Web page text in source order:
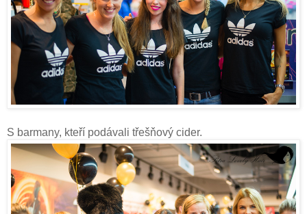
S barmany, kteří podávali třešňový cider.